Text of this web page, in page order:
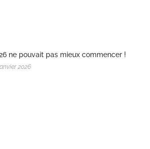
ne pouvait pas mieux commencer !
2026